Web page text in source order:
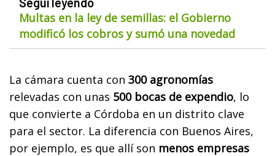
Multas en la ley de semillas: el Gobierno
modificó los cobros y sumó una novedad
La cámara cuenta con 300 agronomías
relevadas con unas 500 bocas de expendio, lo
que convierte a Córdoba en un distrito clave
para el sector. La diferencia con Buenos Aires,
por ejemplo, es que allí son menos empresas